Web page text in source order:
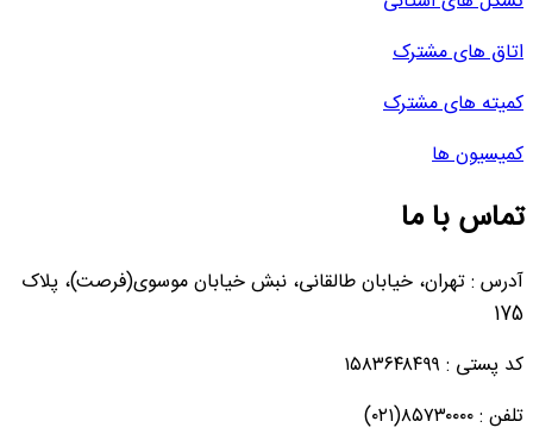
اتاق های مشترک
کمیته های مشترک
کمیسیون ها
تماس با ما
آدرس : تهران، خیابان طالقانی، نبش خیابان موسوی(فرصت)، پلاک
175
کد پستی : ۱۵۸۳۶۴۸۴۹۹
تلفن : ۸۵۷۳۰۰۰۰(۰۲۱)